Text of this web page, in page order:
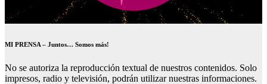
MI PRENSA – Juntos… Somos más!
No se autoriza la reproducción textual de nuestros contenidos. Solo
impresos, radio y televisión, podrán utilizar nuestras informaciones.